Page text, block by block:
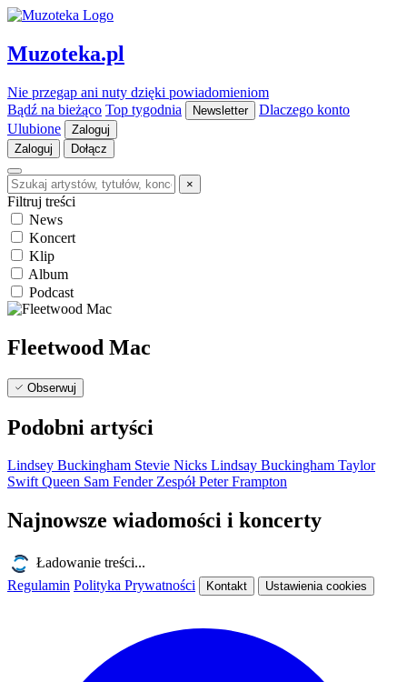
Muzoteka.pl
Nie przegap ani nuty dzięki powiadomieniom
Bądź na bieżąco Top tygodnia Newsletter
Dlaczego konto
Ulubione
Zaloguj
Zaloguj
Dołącz
×
Filtruj treści
News
Koncert
Klip
Album
Podcast
Fleetwood Mac
Obserwuj
Podobni artyści
Lindsey Buckingham Stevie Nicks Lindsay Buckingham Taylor
SwiftQueen Sam FenderZespółPeter Frampton
Najnowsze wiadomości i koncerty
Ładowanie treści...
Regulamin Polityka Prywatności Kontakt Ustawienia cookies